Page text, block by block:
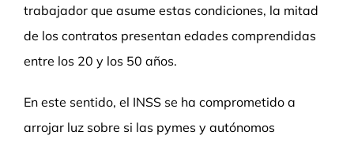
trabajador que asume estas condiciones, la mitad
de los contratos presentan edades comprendidas
entre los 20 y los 50 años.
En este sentido, el INSS se ha comprometido a
arrojar luz sobre si las pymes y autónomos